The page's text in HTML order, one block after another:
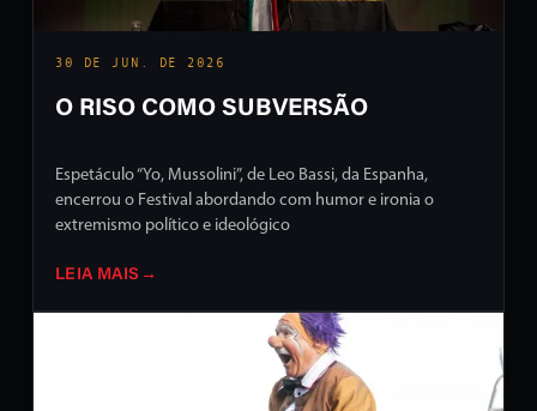
30 DE JUN. DE 2026
O RISO COMO SUBVERSÃO
Espetáculo “Yo, Mussolini”, de Leo Bassi, da Espanha,
encerrou o Festival abordando com humor e ironia o
extremismo político e ideológico
LEIA MAIS →